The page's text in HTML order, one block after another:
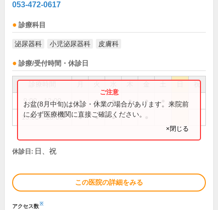
053-472-0617
診療科目
泌尿器科 小児泌尿器科 皮膚科
診療/受付時間・休診日
祝
9:00～12:00 ● ● ● ● ●
15:00～18:00 ● ● ●
お盆(8月中旬)は休診・休業の場合があります。来院前
に必ず医療機関に直接ご確認ください。
×閉じる
休診日: 日、祝
この医院の詳細をみる
アクセス数※